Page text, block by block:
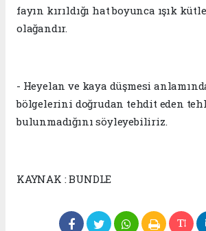
fayın kırıldığı hat boyunca ışık
olağandır.
- Heyelan ve kaya düşmesi
bölgelerini doğrudan tehdit eden
bulunmadığını söyleyebiliriz.
KAYNAK : BUNDLE